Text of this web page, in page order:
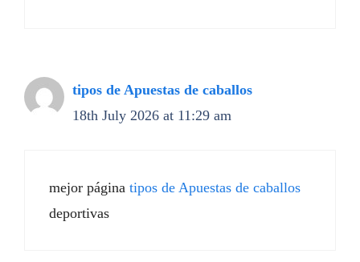
tipos de Apuestas de caballos
18th July 2026 at 11:29 am
mejor página tipos de Apuestas de caballos
deportivas